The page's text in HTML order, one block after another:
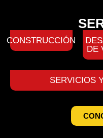
CONSTRUCCIÓN
DE
SERVICIOS